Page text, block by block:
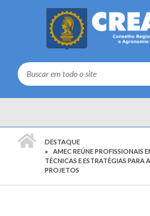
DESTAQUE
AMEC REÚNE PROFISSIONAIS
TÉCNICAS E ESTRATÉGIAS PARA
PROJETOS